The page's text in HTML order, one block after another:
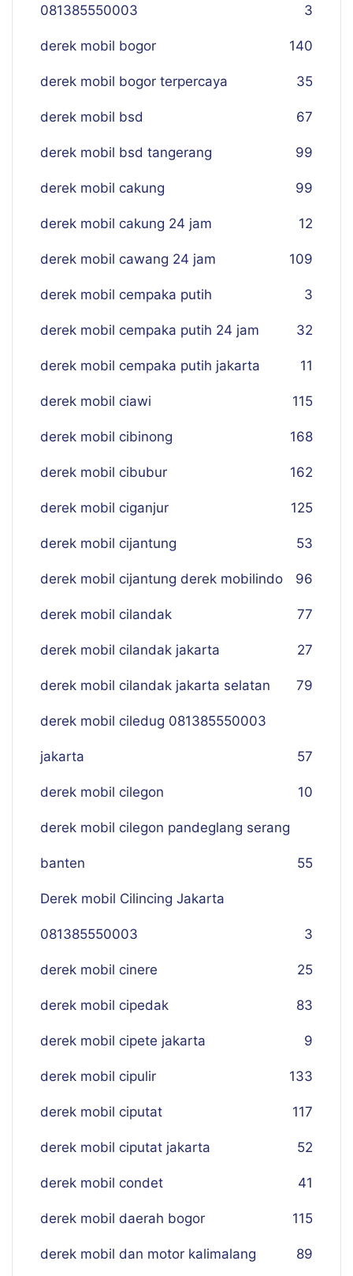
081385550003 3
derek mobil bogor 140
derek mobil bogor terpercaya 35
derek mobil bsd 67
derek mobil bsd tangerang 99
derek mobil cakung 99
derek mobil cakung 24 jam 12
derek mobil cawang 24 jam 109
derek mobil cempaka putih 3
derek mobil cempaka putih 24 jam 32
derek mobil cempaka putih jakarta 11
derek mobil ciawi 115
derek mobil cibinong 168
derek mobil cibubur 162
derek mobil ciganjur 125
derek mobil cijantung 53
derek mobil cijantung derek mobilindo 96
derek mobil cilandak 77
derek mobil cilandak jakarta 27
derek mobil cilandak jakarta selatan 79
derek mobil ciledug 081385550003
jakarta 57
derek mobil cilegon 10
derek mobil cilegon pandeglang serang
banten 55
Derek mobil Cilincing Jakarta
081385550003 3
derek mobil cinere 25
derek mobil cipedak 83
derek mobil cipete jakarta 9
derek mobil cipulir 133
derek mobil ciputat 117
derek mobil ciputat jakarta 52
derek mobil condet 41
derek mobil daerah bogor 115
derek mobil dan motor kalimalang 89